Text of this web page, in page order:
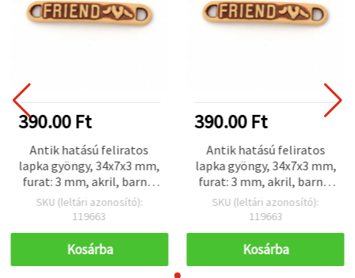
390.00 Ft
Antik hatású feliratos
lapka gyöngy, 34x7x3 mm,
furat: 3 mm, akril, barna,
50 g (~80 db)
SKU (leltári azonosító):
119663
Kosárba
390.00 Ft
Antik hatású feliratos
lapka gyöngy, 34x7x3 mm,
furat: 3 mm, akril, barna,
50 g (~80 db)
SKU (leltári azonosító):
119663
Kosárba